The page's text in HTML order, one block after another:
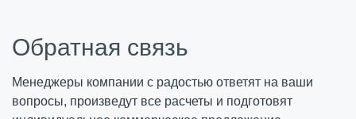
Обратная связь
Менеджеры компании с радостью ответят на ваши
вопросы, произведут все расчеты и подготовят